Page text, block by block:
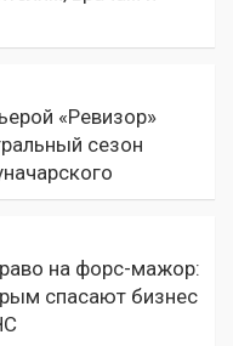
«Ревизор»
сезон
на форс-мажор:
спасают бизнес